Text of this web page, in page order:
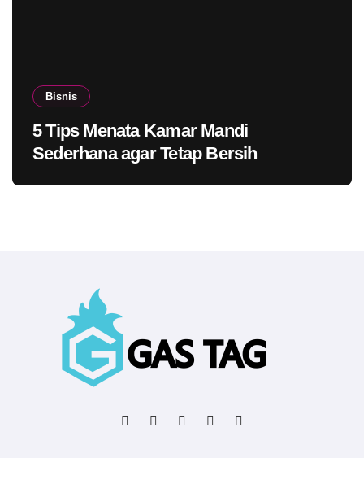
Bisnis
5 Tips Menata Kamar Mandi
Sederhana agar Tetap Bersih